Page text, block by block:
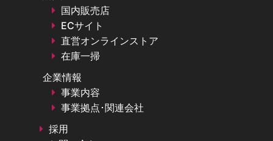
国内販売店
ECサイト
直営オンラインストア
在庫一掃
企業情報
事業内容
事業拠点･関連会社
採用